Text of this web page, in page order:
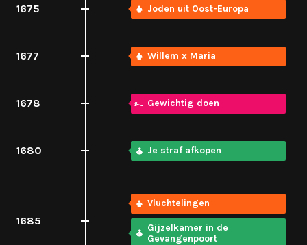
1675 Joden uit Oost-Europa
1677 Willem x Maria
1678 Gewichtig doen
1680 Je straf afkopen
1685
Vluchtelingen
Gijzelkamer in de
Gevangenpoort